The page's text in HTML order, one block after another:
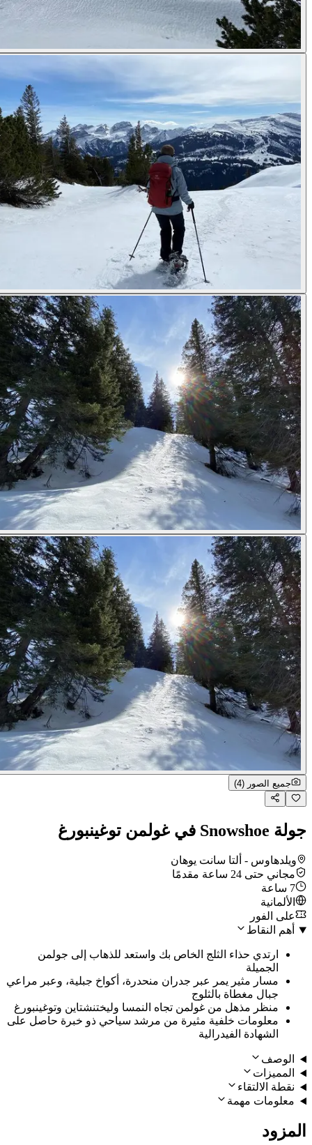
جميع الصور (4)
جولة Snowshoe في غولمن توغينبورغ
ويلدهاوس - ألتا سانت يوهان
مجاني حتى 24 ساعة مقدمًا
7 ساعة
الألمانية
على الفور
أهم النقاط
ارتدي حذاء الثلج الخاص بك واستعد للذهاب إلى جولمن
الجميلة
مسار مثير يمر عبر جدران منحدرة، أكواخ جبلية، وعبر مراعي
جبال مغطاة بالثلوج
منظر مذهل من غولمن تجاه النمسا وليختنشتاين وتوغينبورغ
معلومات خلفية مثيرة من مرشد سياحي ذو خبرة حاصل على
الشهادة الفيدرالية
الوصف
المميزات
نقطة الالتقاء
معلومات مهمة
المزود